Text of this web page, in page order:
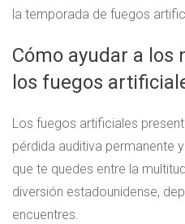
la temporada de fuegos
Cómo ayudar a los
los fuegos
Los fuegos artificiales
pérdida auditiva permanente
que te quedes entre la
diversión estadounidense,
encuentres.